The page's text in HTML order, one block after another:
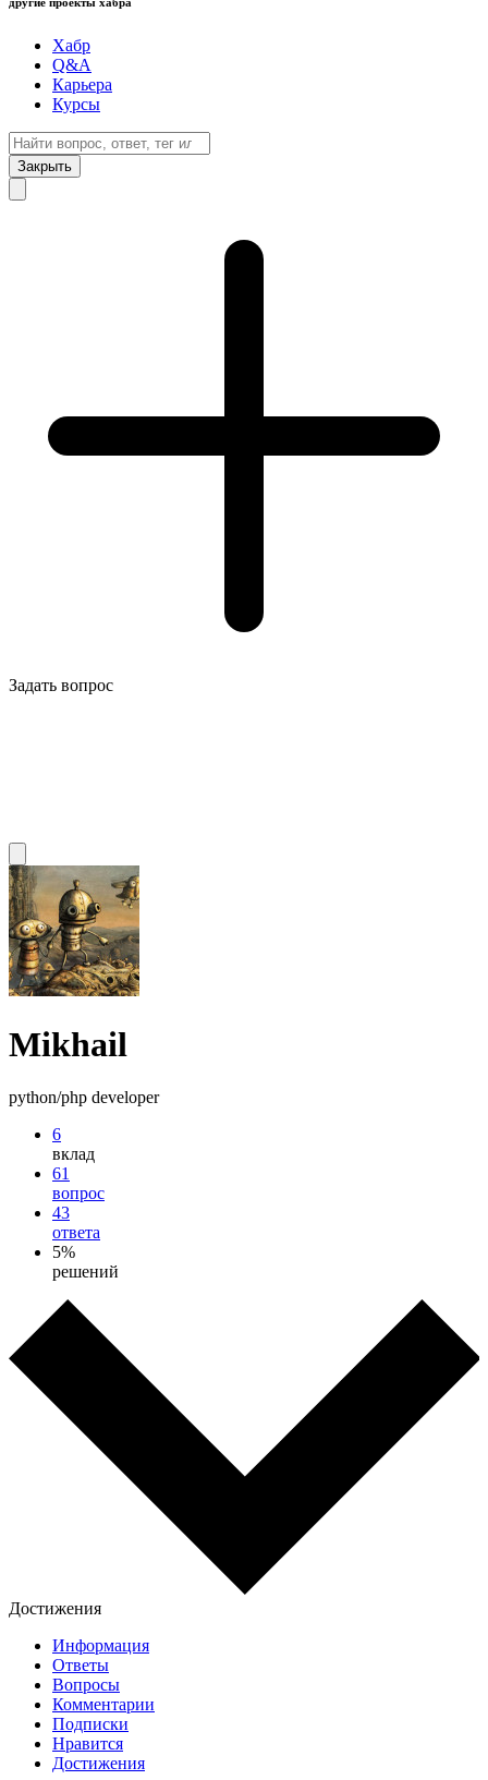
Хабр
Q&A
Карьера
Курсы
Закрыть
Задать вопрос
Mikhail
python/php developer
6
вклад
61
вопрос
43
ответа
5%
решений
Достижения
Информация
Ответы
Вопросы
Комментарии
Подписки
Нравится
Достижения